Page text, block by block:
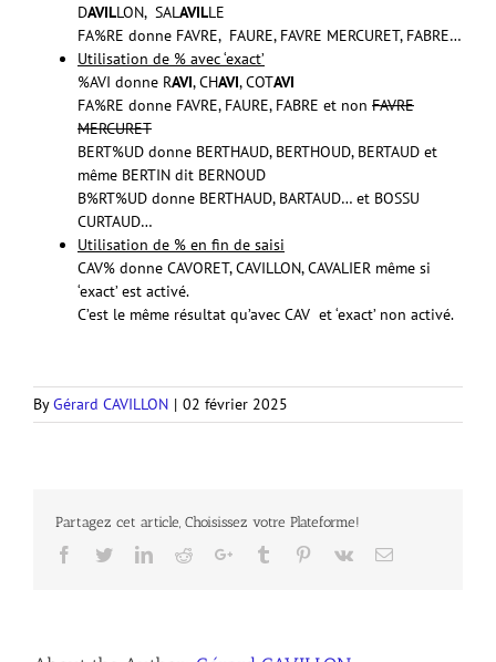
DAVILLON, SALAVILLE
FA%RE donne FAVRE, FAURE, FAVRE MERCURET, FABRE…
Utilisation de % avec ‘exact’
%AVI donne RAVI, CHAVI, COTAVI
FA%RE donne FAVRE, FAURE, FABRE et non FAVRE
MERCURET
BERT%UD donne BERTHAUD, BERTHOUD, BERTAUD et
même BERTIN dit BERNOUD
B%RT%UD donne BERTHAUD, BARTAUD… et BOSSU
CURTAUD…
Utilisation de % en fin de saisi
CAV% donne CAVORET, CAVILLON, CAVALIER même si
‘exact’ est activé.
C’est le même résultat qu’avec CAV et ‘exact’ non activé.
ByGérard CAVILLON | 02 février 2025
Partagez cet article, Choisissez votre Plateforme!
Facebook
TwitterLinkedIn
RedditGoogle+Tumblr Pinterest
Vk Email